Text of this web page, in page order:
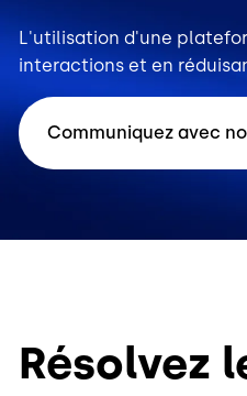
L'utilisation d'une
interactions et en
Communiquez avec
Résolvez